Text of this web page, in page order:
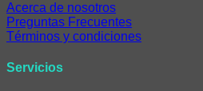
Acerca de nosotros
Preguntas Frecuentes
Términos y condiciones
Servicios